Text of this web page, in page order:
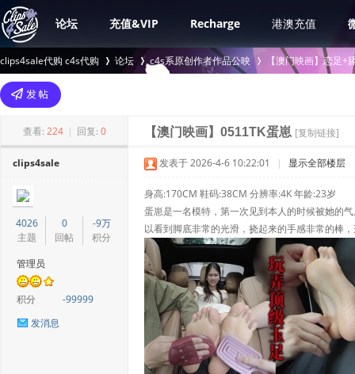
论坛 充值&VIP Recharge 港澳充值
clips4sale代购 c4s代购
>
论坛 c4s系原创作者作品公映
›
【澳门映画】恋足+
查看: 224 | 回复: 0 【澳门映画】0511TK蛋崽 [复制链接]
clips4sale
4026
主题
0
回帖
-9万
积分
管理员
积分
-99999
发消息
发表于 2026-4-6 10:22:01 | 显示全部楼层
身高:170CM 鞋码:38CM 分辨率:4K 年龄:23岁
蛋崽是一名模特，第一次见到本人的时候被她的
以看到脚底非常的光滑，挠起来的手感非常的棒